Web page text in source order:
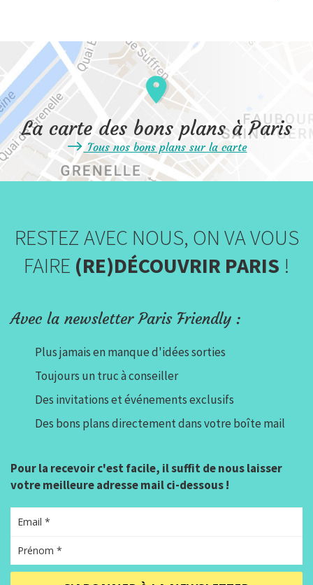
La carte des bons plans à Paris
Tous nos bons plans sur la carte
RESTEZ AVEC NOUS, ON VA VOUS
FAIRE (RE)DÉCOUVRIR PARIS !
Avec la newsletter Paris Friendly :
Plus jamais en manque d'idées sorties
Toujours un truc à conseiller
Des invitations et événements exclusifs
Des bons plans directement dans votre boîte mail
Pour la recevoir c'est facile, il suffit de nous laisser
votre meilleure adresse mail ci-dessous !